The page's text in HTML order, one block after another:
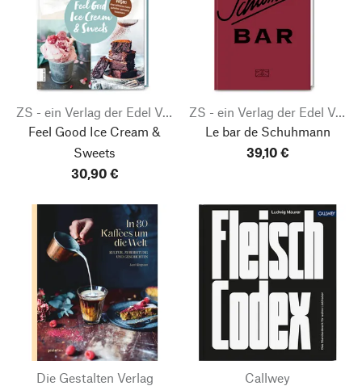
ZS - ein Verlag der Edel Verlagsgruppe
Feel Good Ice Cream &
Sweets
30,90 €
ZS - ein Verlag der Edel Verlagsgruppe
Le bar de Schuhmann
39,10 €
Die Gestalten Verlag
Callwey